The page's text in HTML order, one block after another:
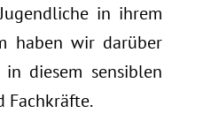
in ihrem
haben wir darüber
diesem sensiblen
Fachkräfte.